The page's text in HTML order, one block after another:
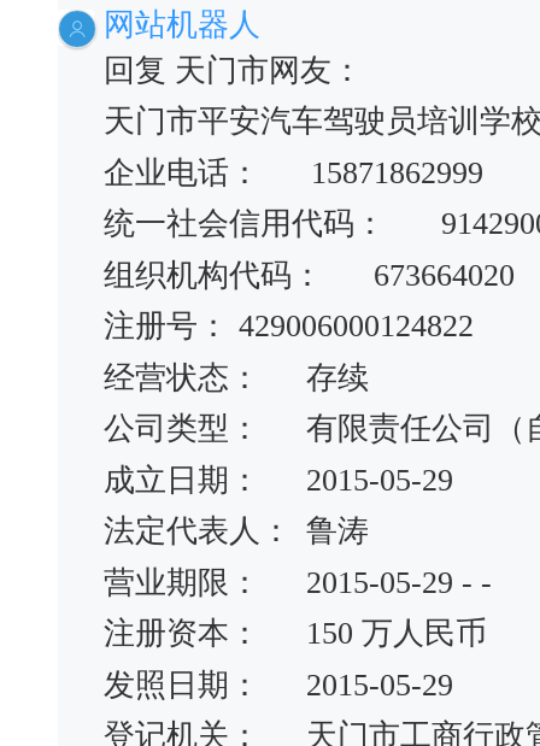
网站机器人
回复 天门市网友：
天门市平安汽车驾驶员培训学
企业电话： 15871862999
统一社会信用代码：
组织机构代码：
673664020
注册号：
429006000124822
经营状态：
存续
公司类型：
有限责任公司（
成立日期：
2015-05-29
法定代表人：
鲁涛
营业期限：
2015-05-29 - -
注册资本：
150 万人民币
发照日期：
2015-05-29
登记机关：
天门市工商行政